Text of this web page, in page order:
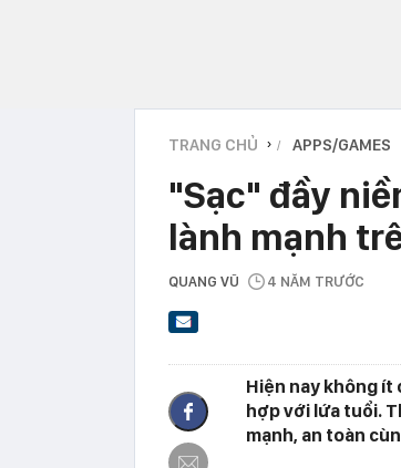
TRANG CHỦ › APPS/GAMES
"Sạc" đầy
lành mạnh
QUANG VŨ 4 NĂM TRƯỚC
Hiện nay không ít
hợp với lứa tuổi.
mạnh, an toàn